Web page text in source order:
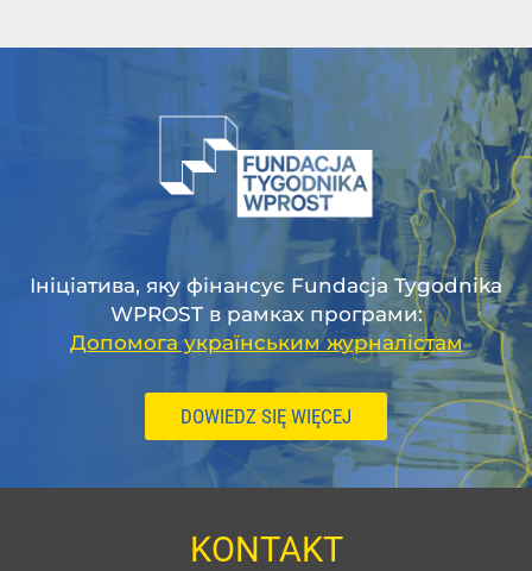
Ініціатива, яку фінансує Fundacja Tygodnika
WPROST в рамках програми:
Допомога українським журналістам
DOWIEDZ SIĘ WIĘCEJ
KONTAKT